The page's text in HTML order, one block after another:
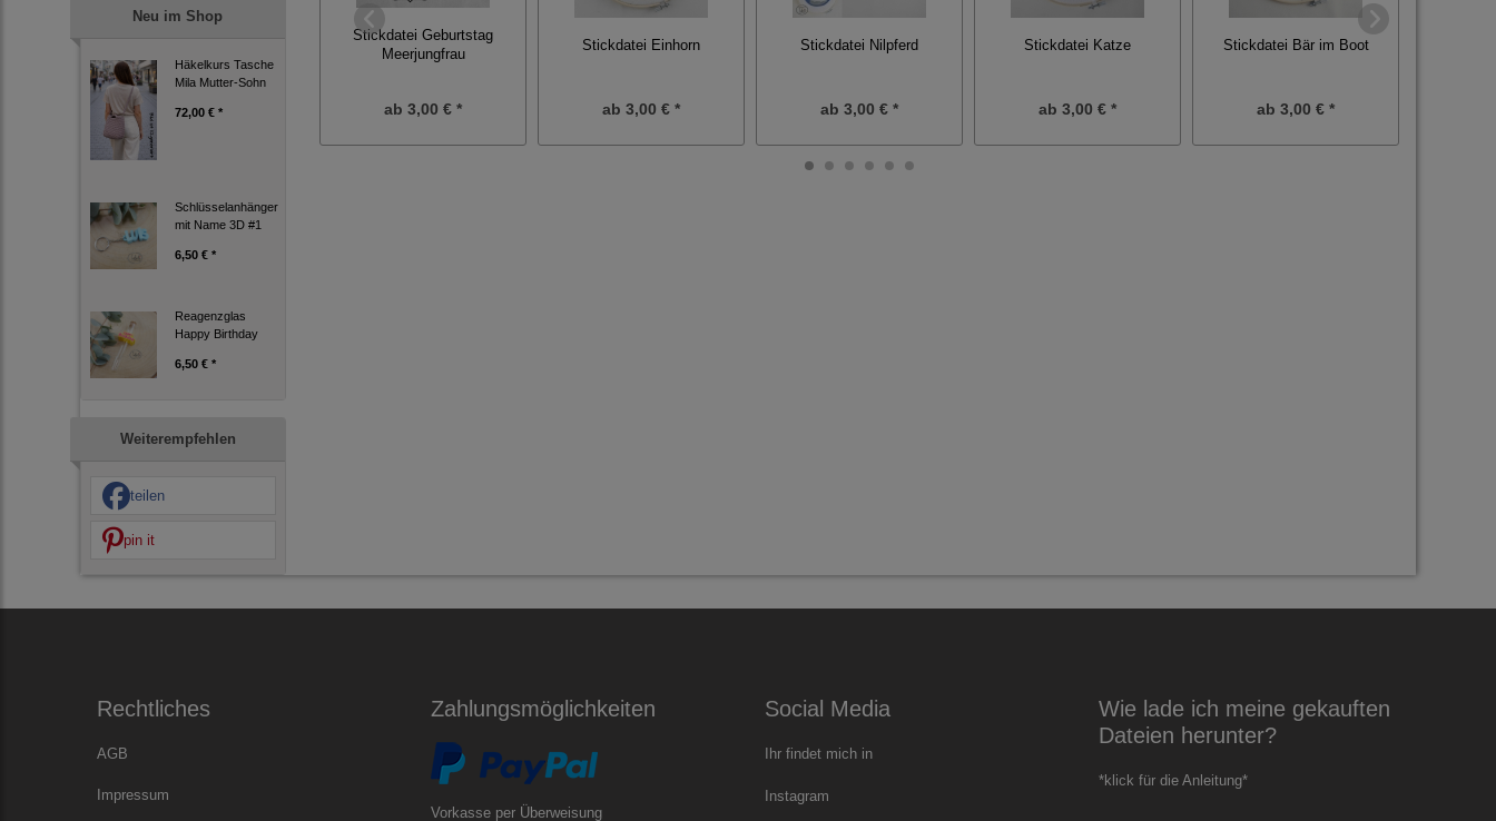
Neu im Shop
Häkelkurs Tasche
Mila Mutter-Sohn
72,00 € *
Schlüsselanhänger
mit Name 3D #1
6,50 € *
Reagenzglas
Happy Birthday
6,50 € *
Weiterempfehlen
teilen
pin it
Stickdatei Geburtstag
Meerjungfrau
ab 3,00 € *
Stickdatei Einhorn
ab 3,00 € *
Stickdatei Nilpferd
ab 3,00 € *
Stickdatei Katze
ab 3,00 € *
Stickdatei Bär im Boot
ab 3,00 € *
Rechtliches
AGB
Impressum
Zahlungsmöglichkeiten
Vorkasse per Überweisung
Social Media
Ihr findet mich in
Instagram
Wie lade ich meine gekauften
Dateien herunter?
*klick für die Anleitung*